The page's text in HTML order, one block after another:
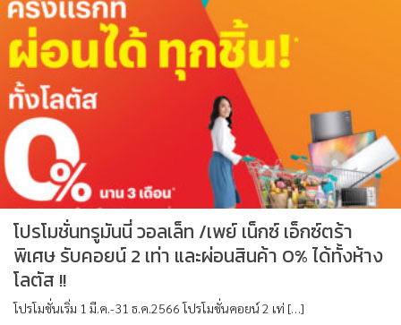
โปรโมชั่นทรูมันนี่ วอลเล็ท /เพย์ เน็กซ์ เอ็กซ์ตร้า
พิเศษ รับคอยน์ 2 เท่า และผ่อนสินค้า 0% ได้ทั้งห้าง
โลตัส !!
โปรโมชั่นเริ่ม 1 มี.ค.-31 ธ.ค.2566 โปรโมชั่นคอยน์ 2 เท่ […]